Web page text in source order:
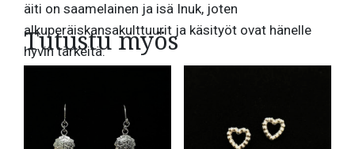
äiti on saamelainen ja isä Inuk, joten
alkuperäiskansakulttuurit ja käsityöt ovat hänelle
hyvin tärkeitä.
Tutustu myös